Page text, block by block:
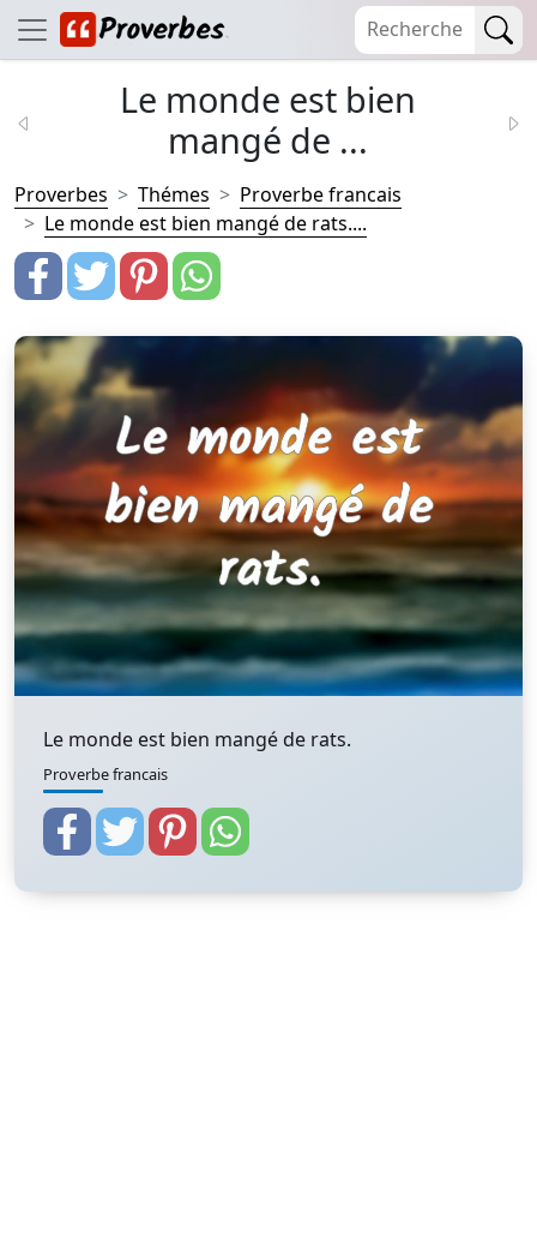
Le monde est bien
mangé de ...
Proverbes Thémes
Proverbe francais
Le monde est bien mangé de rats....
Le monde est bien mangé de rats.
Proverbe francais